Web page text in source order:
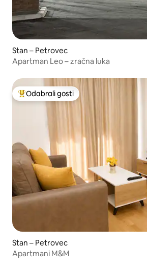
Stan – Petrovec
Apartman Leo – zračna luka
Među najviše rangiranima s oznakom
Odabrali gosti
Stan – Petrovec
Apartmani M&M